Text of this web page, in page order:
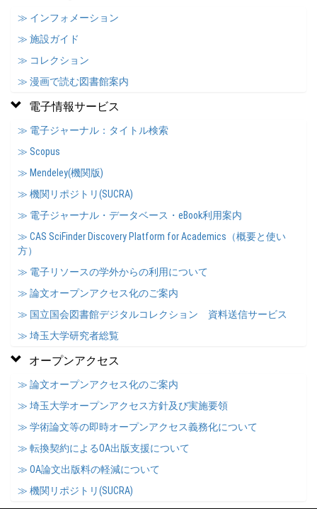
≫ インフォメーション
≫ 施設ガイド
≫ コレクション
≫ 漫画で読む図書館案内
電子情報サービス
≫ 電子ジャーナル：タイトル検索
≫ Scopus
≫ Mendeley(機関版)
≫ 機関リポジトリ(SUCRA)
≫ 電子ジャーナル・データベース・eBook利用案内
≫ CAS SciFinder Discovery Platform for Academics（概要と使い
方）
≫ 電子リソースの学外からの利用について
≫ 論文オープンアクセス化のご案内
≫ 国立国会図書館デジタルコレクション 資料送信サービス
≫ 埼玉大学研究者総覧
オープンアクセス
≫ 論文オープンアクセス化のご案内
≫ 埼玉大学オープンアクセス方針及び実施要領
≫ 学術論文等の即時オープンアクセス義務化について
≫ 転換契約によるOA出版支援について
≫ OA論文出版料の軽減について
≫ 機関リポジトリ(SUCRA)